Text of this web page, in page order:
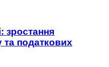
зростання
та податкових